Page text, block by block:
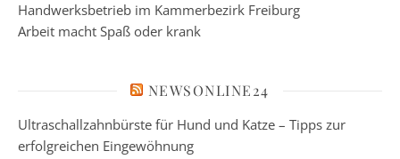
Handwerksbetrieb im Kammerbezirk Freiburg
Arbeit macht Spaß oder krank
NEWSONLINE24
Ultraschallzahnbürste für Hund und Katze – Tipps zur
erfolgreichen Eingewöhnung